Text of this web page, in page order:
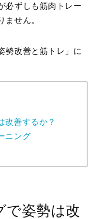
必ずしも筋肉トレー
ません。
勢改善と筋トレ」に
改善するか？
ニング
で姿勢は改